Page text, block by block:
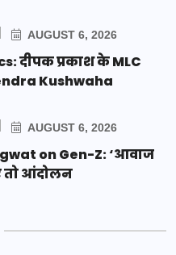
AUGUST 6, 2026
दीपक प्रकाश के MLC
Kushwaha
AUGUST 6, 2026
on Gen-Z: ‘आवाज
तो आंदोलन